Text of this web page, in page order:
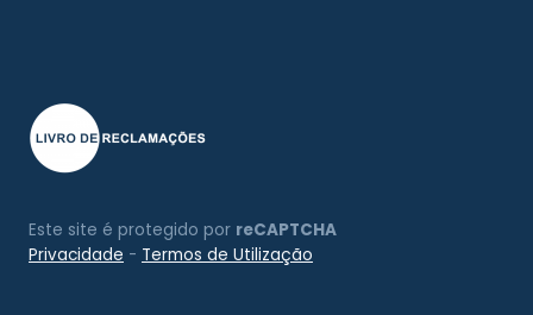
Este site é protegido por reCAPTCHA
Privacidade - Termos de Utilização